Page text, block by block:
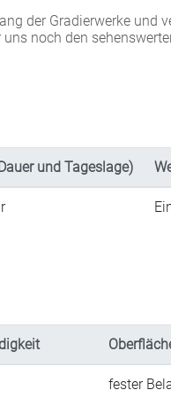
der Gradierwerke und
noch den
und Tageslage)
fester